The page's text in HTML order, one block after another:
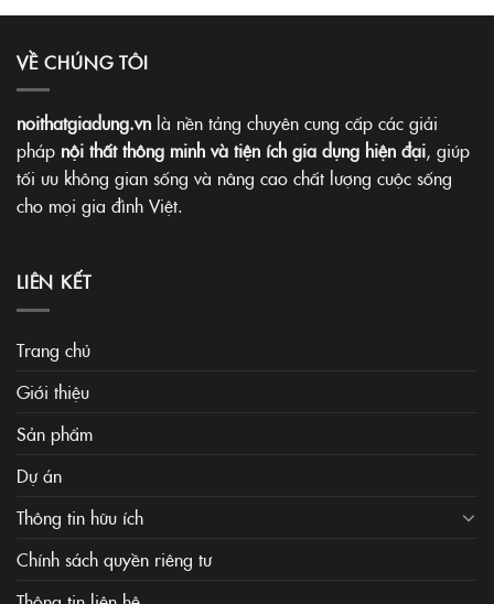
VỀ CHÚNG TÔI
noithatgiadung.vn là nền tảng chuyên cung cấp các giải
pháp nội thất thông minh và tiện ích gia dụng hiện đại, giúp
tối ưu không gian sống và nâng cao chất lượng cuộc sống
cho mọi gia đình Việt.
LIÊN KẾT
Trang chủ
Giới thiệu
Sản phẩm
Dự án
Thông tin hữu ích
Chính sách quyền riêng tư